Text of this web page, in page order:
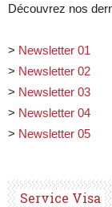
Découvrez nos
> Newsletter 01
> Newsletter 02
> Newsletter 03
> Newsletter 04
> Newsletter 05
Service Visa